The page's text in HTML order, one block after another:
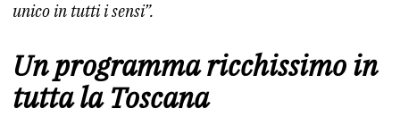
unico in tutti i sensi”.
Un programma ricchissimo in
tutta la Toscana